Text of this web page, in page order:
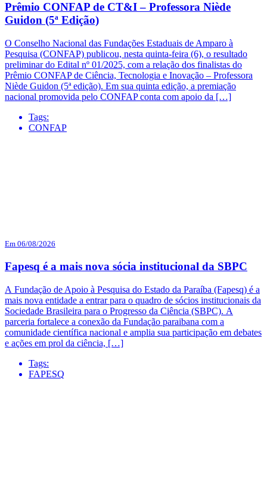
Prêmio CONFAP de CT&I – Professora Niède
Guidon (5ª Edição)
O Conselho Nacional das Fundações Estaduais de Amparo à
Pesquisa (CONFAP) publicou, nesta quinta-feira (6), o resultado
preliminar do Edital nº 01/2025, com a relação dos finalistas do
Prêmio CONFAP de Ciência, Tecnologia e Inovação – Professora
Niède Guidon (5ª edição). Em sua quinta edição, a premiação
nacional promovida pelo CONFAP conta com apoio da […]
Tags:
CONFAP
Em 06/08/2026
Fapesq é a mais nova sócia institucional da SBPC
A Fundação de Apoio à Pesquisa do Estado da Paraíba (Fapesq) é a
mais nova entidade a entrar para o quadro de sócios institucionais da
Sociedade Brasileira para o Progresso da Ciência (SBPC). A
parceria fortalece a conexão da Fundação paraibana com a
comunidade científica nacional e amplia sua participação em debates
e ações em prol da ciência, […]
Tags:
FAPESQ